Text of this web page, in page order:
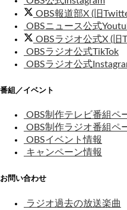
OBS報道部X (旧
OBSニュース公式
OBSラジオ公式X (旧
OBSラジオ公式TikTok
OBSラジオ公式
番組／イベント
OBS制作テレビ番組ペ
OBS制作ラジオ番組ペ
OBSイベント情報
キャンペーン情報
お問い合わせ
ラジオ過去の放送楽曲